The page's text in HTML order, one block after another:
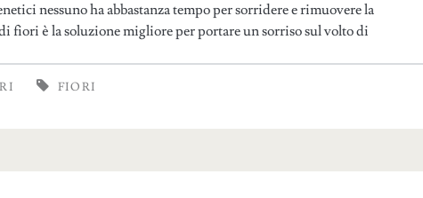
nessuno ha abbastanza tempo per sorridere e rimuovere la
fiori è la soluzione migliore per portare un sorriso sul volto di
FIORI